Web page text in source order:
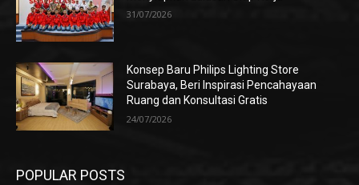
31/07/2026
Konsep Baru Philips Lighting Store
Surabaya, Beri Inspirasi Pencahayaan
Ruang dan Konsultasi Gratis
24/07/2026
POPULAR POSTS